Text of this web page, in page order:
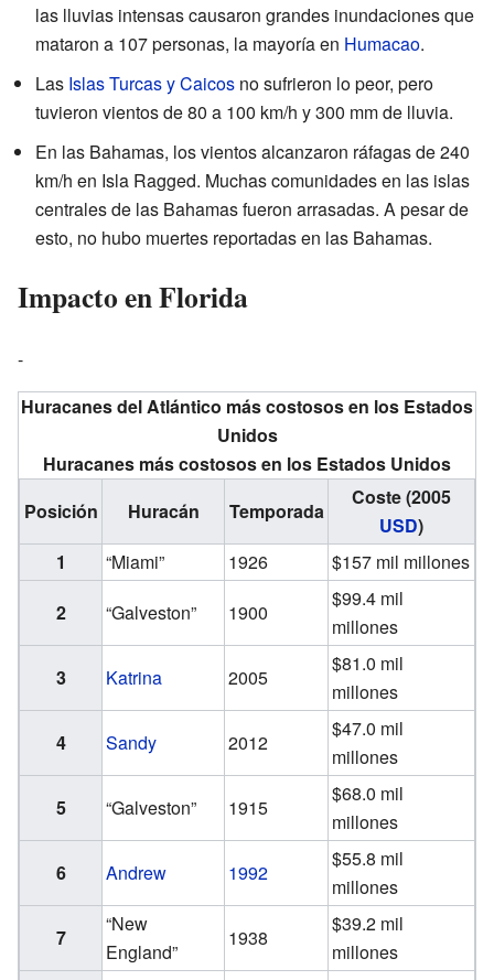
las lluvias intensas causaron grandes inundaciones que
mataron a 107 personas, la mayoría en Humacao.
Las Islas Turcas y Caicos no sufrieron lo peor, pero
tuvieron vientos de 80 a 100 km/h y 300 mm de lluvia.
En las Bahamas, los vientos alcanzaron ráfagas de 240
km/h en Isla Ragged. Muchas comunidades en las islas
centrales de las Bahamas fueron arrasadas. A pesar de
esto, no hubo muertes reportadas en las Bahamas.
Impacto en Florida
-
Huracanes del Atlántico más costosos en los Estados
Unidos
Huracanes más costosos en los Estados Unidos
Posición
Huracán Temporada
Coste (2005
USD)
1
“Miami” 1926
$157 mil millones
2
“Galveston” 1900
$99.4 mil
millones
3
Katrina 2005
$81.0 mil
millones
4
Sandy 2012
$47.0 mil
millones
5
“Galveston” 1915
$68.0 mil
millones
6
Andrew 1992
$55.8 mil
millones
7
“New
England”
1938
$39.2 mil
millones